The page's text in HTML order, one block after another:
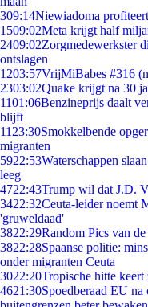
309:14Niewiadoma
1509:02Meta krijgt half
2409:02Zorgmedewerkster
ontslagen
1203:57VrijMiBabes #316
2303:02Quake krijgt na 30
1101:06Benzineprijs daalt
blijft
11 23:30Smokkelbende
migranten
5922:53Waterschappen
leeg
4722:43Trump wil dat J.D.
3422:32Ceuta-leider noemt
'gruweldaad'
3822:29Random Pics van
3822:28Spaanse politie:
onder migranten Ceuta
3022:20Tropische hitte
4621:30Spoedberaad EU